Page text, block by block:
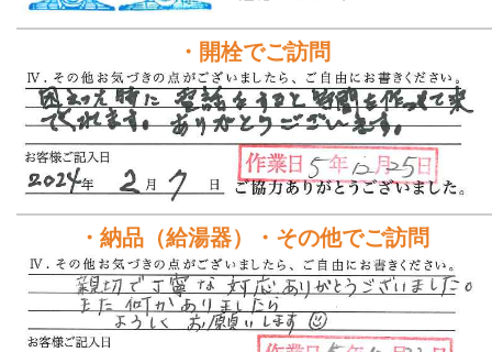
・開栓でご訪問
・納品（給湯器）・その他でご訪問